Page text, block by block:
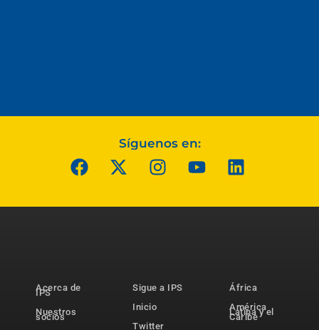
Síguenos en:
Acerca de
IPS
Nuestros
socios
Sigue a IPS
Inicio
Twitter
África
América
Latina y el
Caribe